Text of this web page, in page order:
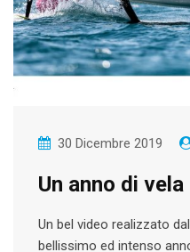
30 Dicembre 2019
Un anno di
Un bel video realizzato
bellissimo ed intenso